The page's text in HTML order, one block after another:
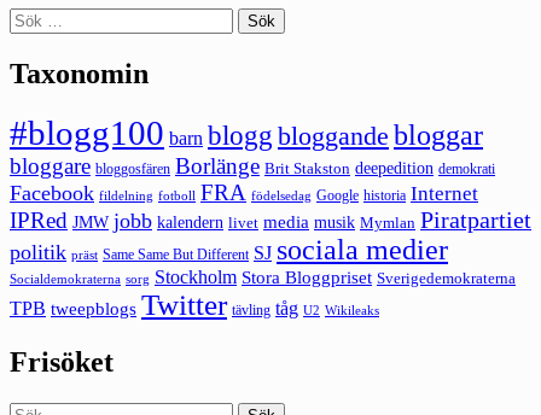
Sök
efter:
Taxonomin
#blogg100 barn blogg bloggande bloggar
bloggare bloggosfären Borlänge Brit Stakston deepedition demokrati
Facebook fildelning fotboll FRA födelsedag Google historia Internet
IPRed JMW jobb kalendern livet media musik Mymlan Piratpartiet
politik präst Same Same But Different SJ sociala medier
Socialdemokraterna sorg Stockholm Stora Bloggpriset Sverigedemokraterna
TPB tweepblogs Twitter tävling tåg U2 Wikileaks
Frisöket